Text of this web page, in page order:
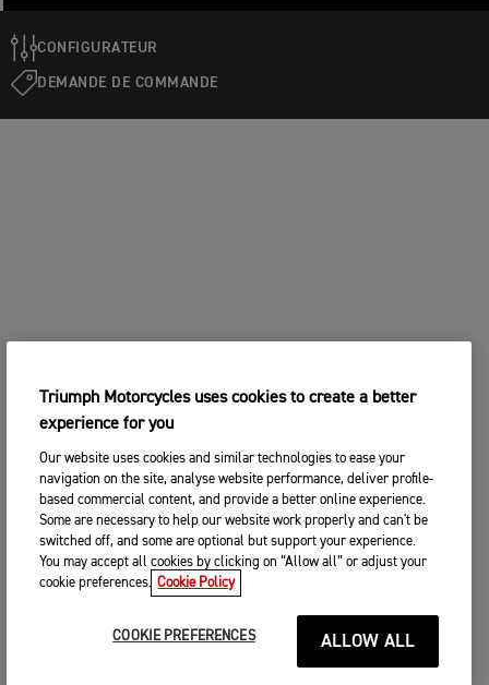
CONFIGURATEUR
DEMANDE DE COMMANDE
Triumph Motorcycles uses cookies to create a better
experience for you
Our website uses cookies and similar technologies to ease your
navigation on the site, analyse website performance, deliver profile-
based commercial content, and provide a better online experience.
Some are necessary to help our website work properly and can't be
switched off, and some are optional but support your experience.
You may accept all cookies by clicking on “Allow all” or adjust your
cookie preferences. Cookie Policy
COOKIE PREFERENCES ALLOW ALL